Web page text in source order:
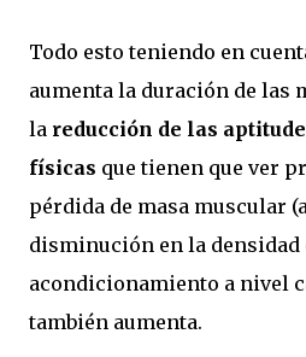
Todo esto teniendo en
aumenta la duración de las
la reducción de las
físicas que tienen que ver
pérdida de masa muscular
disminución en la densidad
acondicionamiento a nivel
también aumenta.